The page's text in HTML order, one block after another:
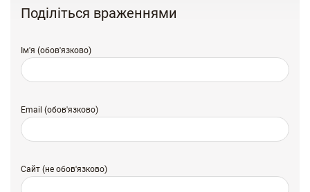
Поділіться враженнями
Ім'я (обов'язково)
Email (обов'язково)
Сайт (не обов'язково)